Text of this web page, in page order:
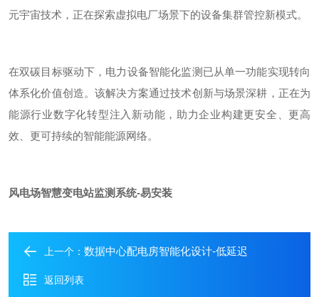
元宇宙技术，正在探索虚拟电厂场景下的设备集群管控新模式。
在双碳目标驱动下，电力设备智能化监测已从单一功能实现转向
体系化价值创造。该解决方案通过技术创新与场景深耕，正在为
能源行业数字化转型注入新动能，助力企业构建更安全、更高
效、更可持续的智能能源网络。
风电场智慧变电站监测系统-易安装
上一个： 数据中心配电房智能化设计-低延迟
返回列表